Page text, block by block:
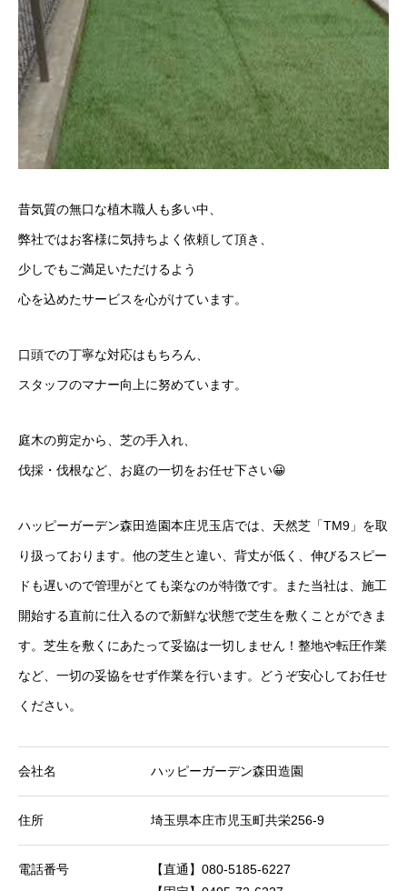
昔気質の無口な植木職人も多い中、
弊社ではお客様に気持ちよく依頼して頂き、
少しでもご満足いただけるよう
心を込めたサービスを心がけています。
口頭での丁寧な対応はもちろん、
スタッフのマナー向上に努めています。
庭木の剪定から、芝の手入れ、
伐採・伐根など、お庭の一切をお任せ下さい😀
ハッピーガーデン森田造園本庄児玉店では、天然芝「TM9」を取
り扱っております。他の芝生と違い、背丈が低く、伸びるスピー
ドも遅いので管理がとても楽なのが特徴です。また当社は、施工
開始する直前に仕入るので新鮮な状態で芝生を敷くことができま
す。芝生を敷くにあたって妥協は一切しません！整地や転圧作業
など、一切の妥協をせず作業を行います。どうぞ安心してお任せ
ください。
会社名 ハッピーガーデン森田造園
住所 埼玉県本庄市児玉町共栄256-9
電話番号
【直通】080-5185-6227